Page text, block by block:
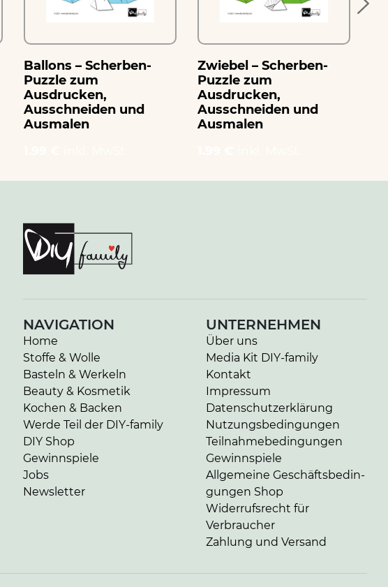
Ballons – Scherben-
Puzzle zum
Ausdrucken,
Ausschneiden und
Ausmalen
Zwiebel – Scherben-
Puzzle zum
Ausdrucken,
Ausschneiden und
Ausmalen
NAVIGATION
Home
Stoffe & Wolle
Basteln & Werkeln
Beauty & Kosmetik
Kochen & Backen
Werde Teil der DIY-family
DIY Shop
Gewinnspiele
Jobs
Newsletter
UNTERNEHMEN
Über uns
Media Kit DIY-family
Kontakt
Impressum
Da­ten­schutz­er­klä­rung
Nut­zungs­be­din­gun­gen
Teil­nah­me­be­din­gun­gen
Gewinnspiele
Allgemeine Ge­schäfts­be­din­
gun­gen Shop
Widerrufsrecht für
Verbraucher
Zahlung und Versand